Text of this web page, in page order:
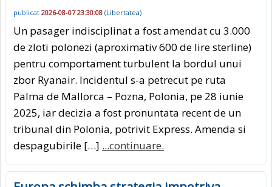
publicat 2026-08-07 23:30:08 (Libertatea)
Un pasager indisciplinat a fost amendat cu 3.000
de zloti polonezi (aproximativ 600 de lire sterline)
pentru comportament turbulent la bordul unui
zbor Ryanair. Incidentul s-a petrecut pe ruta
Palma de Mallorca – Pozna, Polonia, pe 28 iunie
2025, iar decizia a fost pronuntata recent de un
tribunal din Polonia, potrivit Express. Amenda si
despagubirile […] ...continuare.